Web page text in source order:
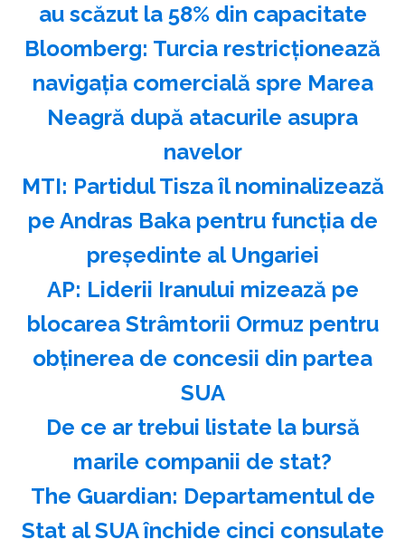
au scăzut la 58% din capacitate
Bloomberg: Turcia restricţionează
navigaţia comercială spre Marea
Neagră după atacurile asupra
navelor
MTI: Partidul Tisza îl nominalizează
pe Andras Baka pentru funcţia de
preşedinte al Ungariei
AP: Liderii Iranului mizează pe
blocarea Strâmtorii Ormuz pentru
obţinerea de concesii din partea
SUA
️De ce ar trebui listate la bursă
marile companii de stat?
The Guardian: Departamentul de
Stat al SUA închide cinci consulate